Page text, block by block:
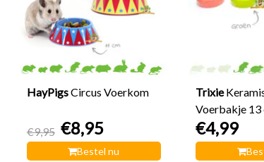
HayPigsCircus Voerkom
€9,95 €8,95
Bestel nu
Trixie
Voerbakje 13
€4,99